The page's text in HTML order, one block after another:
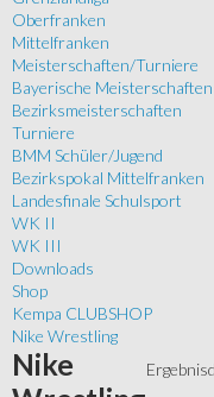
Oberfranken
Mittelfranken
Meisterschaften/Turniere
Bayerische Meisterschaften
Bezirksmeisterschaften
Turniere
BMM Schüler/Jugend
Bezirkspokal Mittelfranken
Landesfinale Schulsport
WK II
WK III
Downloads
Shop
Kempa CLUBSHOP
Nike Wrestling
Nike